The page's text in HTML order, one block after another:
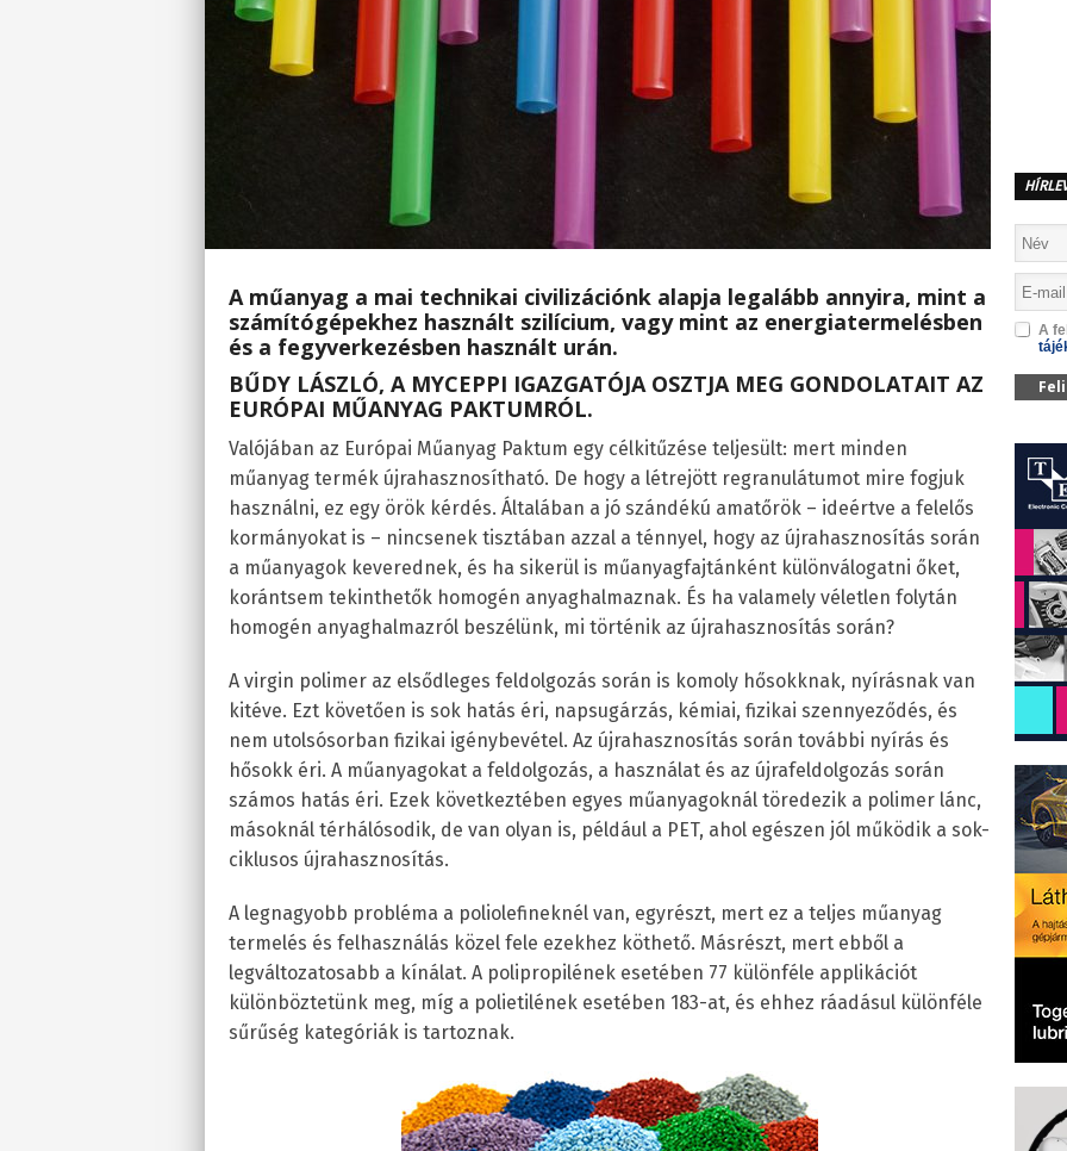
A műanyag a mai technikai civilizációnk alapja legalább annyira, mint a
számítógépekhez használt szilícium, vagy mint az energiatermelésben
és a fegyverkezésben használt urán.
BŰDY LÁSZLÓ, A MYCEPPI IGAZGATÓJA OSZTJA MEG GONDOLATAIT AZ
EURÓPAI MŰANYAG PAKTUMRÓL.
Valójában az Európai Műanyag Paktum egy célkitűzése teljesült: mert minden
műanyag termék újrahasznosítható. De hogy a létrejött regranulátumot mire fogjuk
használni, ez egy örök kérdés. Általában a jó szándékú amatőrök – ideértve a felelős
kormányokat is – nincsenek tisztában azzal a ténnyel, hogy az újrahasznosítás során
a műanyagok keverednek, és ha sikerül is műanyagfajtánként különválogatni őket,
korántsem tekinthetők homogén anyaghalmaznak. És ha valamely véletlen folytán
homogén anyaghalmazról beszélünk, mi történik az újrahasznosítás során?
A virgin polimer az elsődleges feldolgozás során is komoly hősokknak, nyírásnak van
kitéve. Ezt követően is sok hatás éri, napsugárzás, kémiai, fizikai szennyeződés, és
nem utolsósorban fizikai igénybevétel. Az újrahasznosítás során további nyírás és
hősokk éri. A műanyagokat a feldolgozás, a használat és az újrafeldolgozás során
számos hatás éri. Ezek következtében egyes műanyagoknál töredezik a polimer lánc,
másoknál térhálósodik, de van olyan is, például a PET, ahol egészen jól működik a sok-
ciklusos újrahasznosítás.
A legnagyobb probléma a poliolefineknél van, egyrészt, mert ez a teljes műanyag
termelés és felhasználás közel fele ezekhez köthető. Másrészt, mert ebből a
legváltozatosabb a kínálat. A polipropilének esetében 77 különféle applikációt
különböztetünk meg, míg a polietilének esetében 183-at, és ehhez ráadásul különféle
sűrűség kategóriák is tartoznak.
A